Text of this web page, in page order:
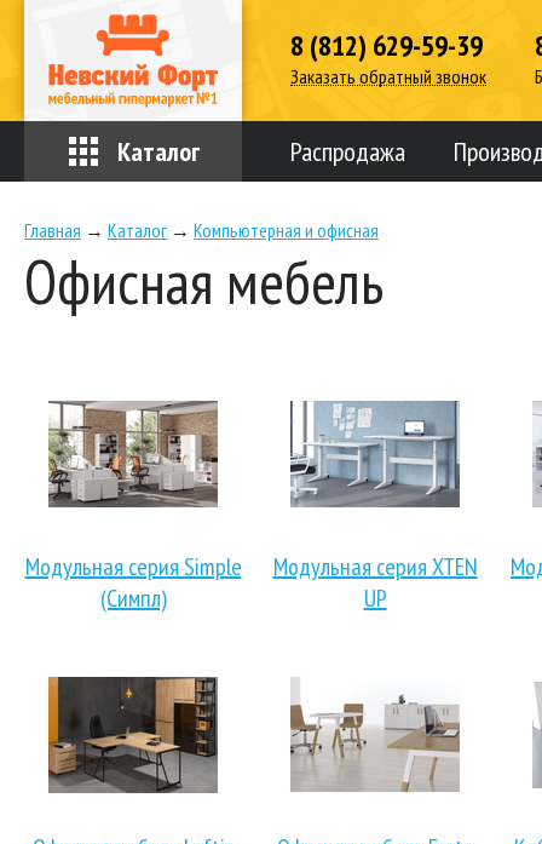
8 (812) 629-59-39
Заказать обратный звонок
Каталог Распродажа
Главная → Каталог → Компьютерная и офисная
Офисная мебель
Модульная серия Simple
(Симпл)
Модульная серия XTEN
UP